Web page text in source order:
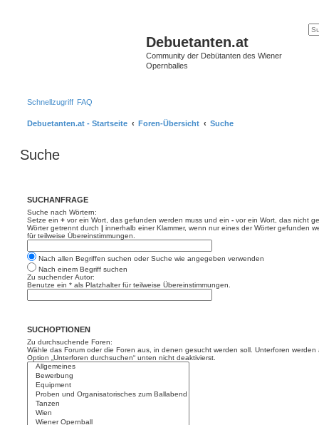
Debuetanten.at
Community der Debütanten des Wiener
Opernballes
Schnellzugriff FAQ
Debuetanten.at - Startseite Foren-Übersicht Suche
Suche
SUCHANFRAGE
Suche nach Wörtern:
Setze ein + vor ein Wort, das gefunden werden muss und ein - vor ein Wort, das nicht
Wörter getrennt durch | innerhalb einer Klammer, wenn nur eines der Wörter gefunden
für teilweise Übereinstimmungen.
Nach allen Begriffen suchen oder Suche wie angegeben verwenden
Nach einem Begriff suchen
Zu suchender Autor:
Benutze ein * als Platzhalter für teilweise Übereinstimmungen.
SUCHOPTIONEN
Zu durchsuchende Foren:
Wähle das Forum oder die Foren aus, in denen gesucht werden soll. Unterforen
Option „Unterforen durchsuchen“ unten nicht deaktivierst.